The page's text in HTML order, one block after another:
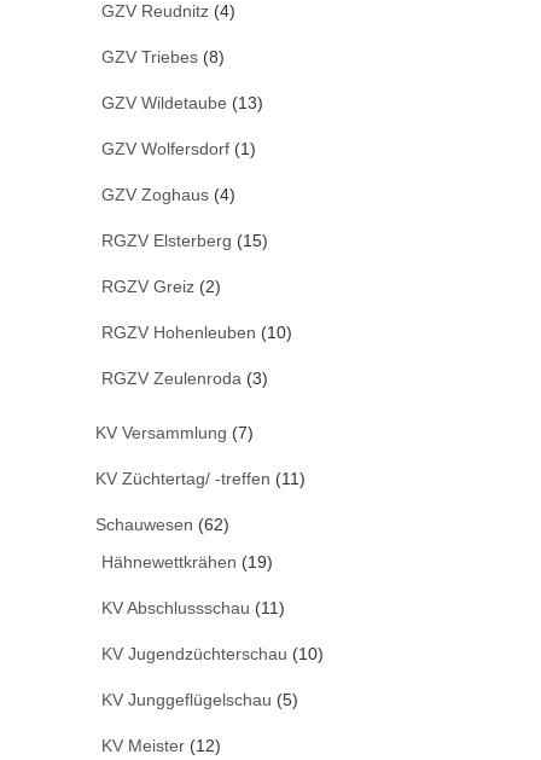
GZV Reudnitz (4)
GZV Triebes (8)
GZV Wildetaube (13)
GZV Wolfersdorf (1)
GZV Zoghaus (4)
RGZV Elsterberg (15)
RGZV Greiz (2)
RGZV Hohenleuben (10)
RGZV Zeulenroda (3)
KV Versammlung (7)
KV Züchtertag/ -treffen (11)
Schauwesen (62)
Hähnewettkrähen (19)
KV Abschlussschau (11)
KV Jugendzüchterschau (10)
KV Junggeflügelschau (5)
KV Meister (12)